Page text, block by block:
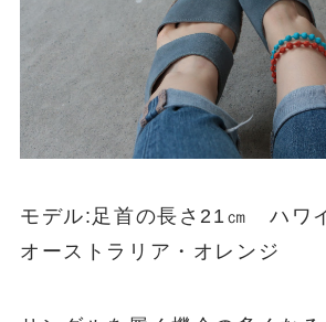
手元は常に視界に入る部分。
チャレンジしてみてください！